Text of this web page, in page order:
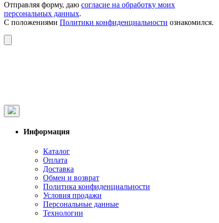
Отправляя форму, даю согласие на обработку моих
персональных данных.
С положениями Политики конфиденциальности ознакомился.
Информация
Каталог
Оплата
Доставка
Обмен и возврат
Политика конфиденциальности
Условия продажи
Персональные данные
Технологии